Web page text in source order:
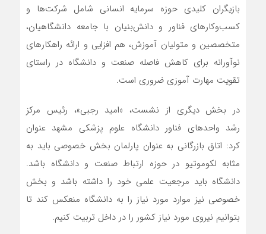
بازیگران کلیدی حوزه سرمایه انسانی شامل شرکت‌ها و
کسب‌وکارهای فناور و دانش‌بنیان با جامعه دانشگاهیان،
متخصصین و متولیان آموزش، هم افزایی و ارائه راهکارهای
نوآورانه برای کاهش فاصله صنعت و دانشگاه در راستای
تقویت مهارت آموزی ضروری است.
در بخش دیگری از نشست، «امید رجبی»، رئیس مرکز
رشد واحدهای فناور دانشگاه علوم پزشکی مشهد عنوان
کرد: اتاق بازرگانی به عنوان پارلمان بخش خصوصی باید به
مثابه لکوموتیو در حوزه ارتباط صنعت و دانشگاه باشد.
دانشگاه باید مرجعیت علمی خود را داشته باشد و بخش
خصوصی نیز موارد مورد نیاز را به دانشگاه منعکس کند تا
بتوانیم نیروی مورد نیاز کشور را در داخل تربیت کنیم.